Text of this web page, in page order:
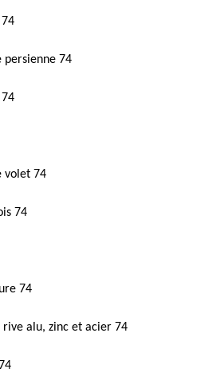
persienne 74
volet 74
74
74
rive alu, zinc et acier 74